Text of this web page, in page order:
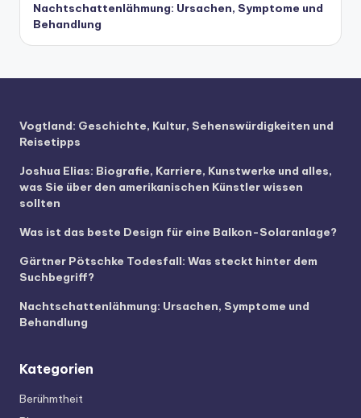
Nachtschattenlähmung: Ursachen, Symptome und
Behandlung
Vogtland: Geschichte, Kultur, Sehenswürdigkeiten und
Reisetipps
Joshua Elias: Biografie, Karriere, Kunstwerke und alles,
was Sie über den amerikanischen Künstler wissen
sollten
Was ist das beste Design für eine Balkon-Solaranlage?
Gärtner Pötschke Todesfall: Was steckt hinter dem
Suchbegriff?
Nachtschattenlähmung: Ursachen, Symptome und
Behandlung
Kategorien
Berühmtheit